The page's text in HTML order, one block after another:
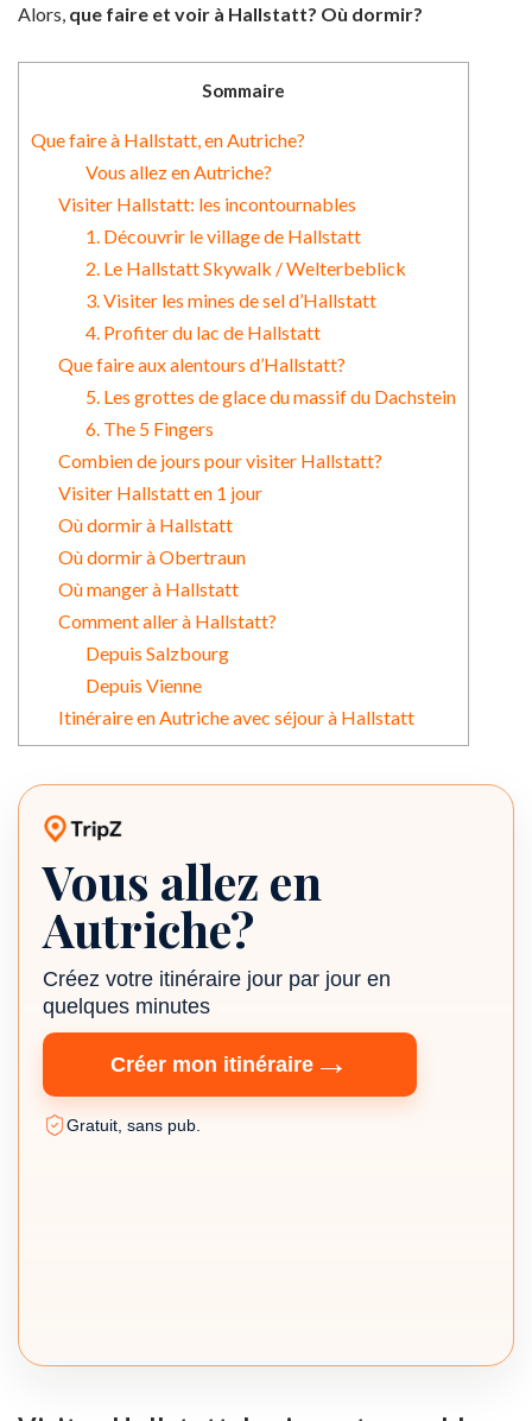
Alors, que faire et voir à Hallstatt? Où dormir?
Sommaire
Que faire à Hallstatt, en Autriche?
Vous allez en Autriche?
Visiter Hallstatt: les incontournables
1. Découvrir le village de Hallstatt
2. Le Hallstatt Skywalk / Welterbeblick
3. Visiter les mines de sel d’Hallstatt
4. Profiter du lac de Hallstatt
Que faire aux alentours d’Hallstatt?
5. Les grottes de glace du massif du Dachstein
6. The 5 Fingers
Combien de jours pour visiter Hallstatt?
Visiter Hallstatt en 1 jour
Où dormir à Hallstatt
Où dormir à Obertraun
Où manger à Hallstatt
Comment aller à Hallstatt?
Depuis Salzbourg
Depuis Vienne
Itinéraire en Autriche avec séjour à Hallstatt
Planificateur de voyage TripZ
Vous allez en
Autriche?
Créez votre itinéraire jour par jour en
quelques minutes
Créer mon itinéraire →
Gratuit, sans pub.